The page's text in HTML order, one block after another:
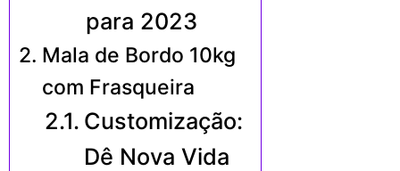
para 2023
Mala de Bordo 10kg
com Frasqueira
Customização:
Dê Nova Vida